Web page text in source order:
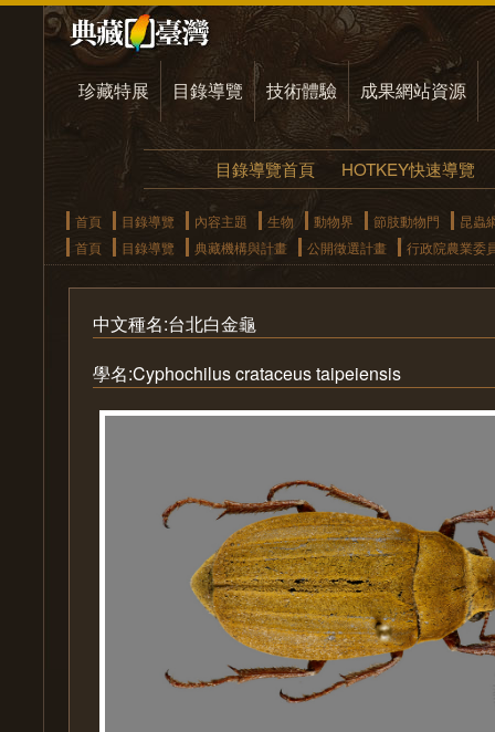
珍藏特展 目錄導覽 技術體驗 成果網站資源
目錄導覽首頁 HOTKEY快速導覽
首頁 目錄導覽 內容主題 生物 動物界 節肢動物門
昆蟲
首頁
目錄導覽 典藏機構與計畫 公開徵選計畫 行政院農業委
中文種名:台北白金龜
學名:Cyphochilus crataceus taipeiensis